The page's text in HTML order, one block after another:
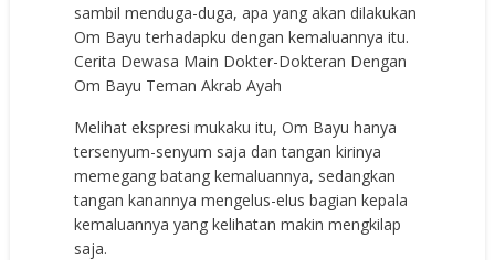
sambil menduga-duga, apa yang akan dilakukan
Om Bayu terhadapku dengan kemaluannya itu.
Cerita Dewasa Main Dokter-Dokteran Dengan
Om Bayu Teman Akrab Ayah
Melihat ekspresi mukaku itu, Om Bayu hanya
tersenyum-senyum saja dan tangan kirinya
memegang batang kemaluannya, sedangkan
tangan kanannya mengelus-elus bagian kepala
kemaluannya yang kelihatan makin mengkilap
saja.